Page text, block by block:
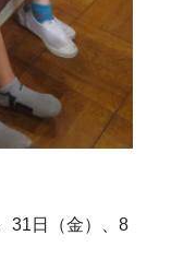
31日（金）、8